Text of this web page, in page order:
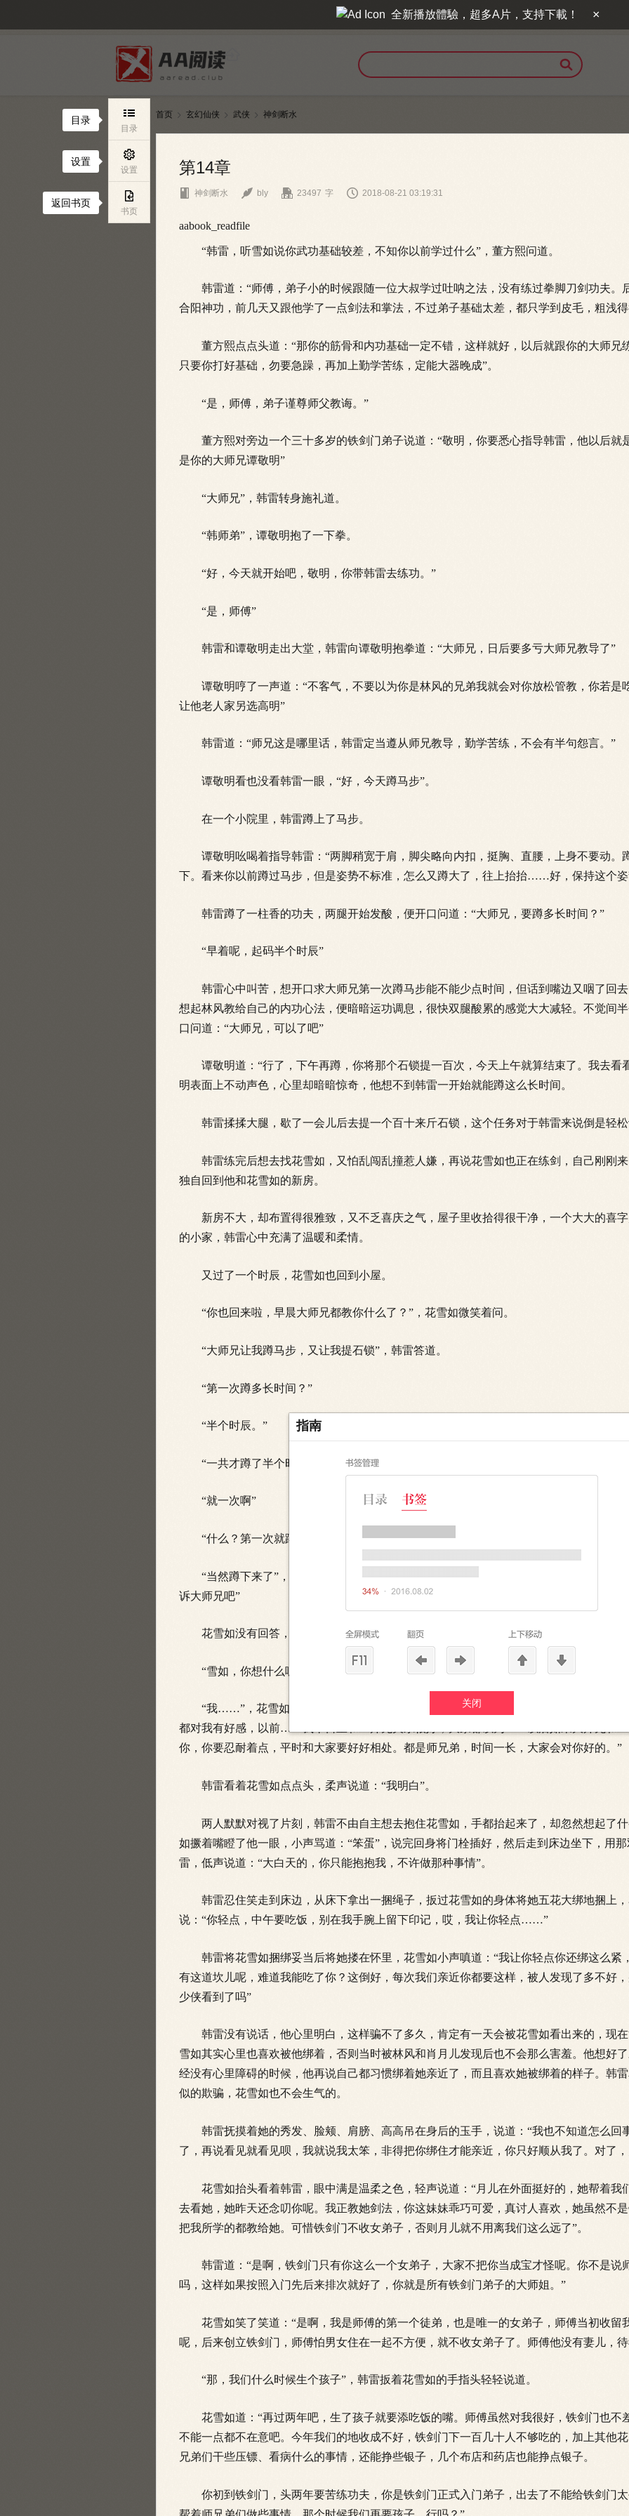
全新播放體驗，超多A片，支持下載！ ×

首页  玄幻仙侠  武侠  神剑断水
第14章
 神剑断水  bly  23497 字  2018-08-21 03:19:31
aabook_readfile
“韩雷，听雪如说你武功基础较差，不知你以前学过什么”，董方熙问道。
韩雷道：“师傅，弟子小的时候跟随一位大叔学过吐呐之法，没有练过拳脚刀剑功夫。
合阳神功，前几天又跟他学了一点剑法和掌法，不过弟子基础太差，都只学到皮毛，粗浅
董方熙点点头道：“那你的筋骨和内功基础一定不错，这样就好，以后就跟你的大师兄
只要你打好基础，勿要急躁，再加上勤学苦练，定能大器晚成”。
“是，师傅，弟子谨尊师父教诲。”
董方熙对旁边一个三十多岁的铁剑门弟子说道：“敬明，你要悉心指导韩雷，他以后就
是你的大师兄谭敬明”
“大师兄”，韩雷转身施礼道。
“韩师弟”，谭敬明抱了一下拳。
“好，今天就开始吧，敬明，你带韩雷去练功。”
“是，师傅”
韩雷和谭敬明走出大堂，韩雷向谭敬明抱拳道：“大师兄，日后要多亏大师兄教导了”
谭敬明哼了一声道：“不客气，不要以为你是林风的兄弟我就会对你放松管教，你若是
让他老人家另选高明”
韩雷道：“师兄这是哪里话，韩雷定当遵从师兄教导，勤学苦练，不会有半句怨言。”
谭敬明看也没看韩雷一眼，“好，今天蹲马步”。
在一个小院里，韩雷蹲上了马步。
谭敬明吆喝着指导韩雷：“两脚稍宽于肩，脚尖略向内扣，挺胸、直腰，上身不要动。
下。看来你以前蹲过马步，但是姿势不标准，怎么又蹲大了，往上抬抬……好，保持这个
韩雷蹲了一柱香的功夫，两腿开始发酸，便开口问道：“大师兄，要蹲多长时间？”
“早着呢，起码半个时辰”
韩雷心中叫苦，想开口求大师兄第一次蹲马步能不能少点时间，但话到嘴边又咽了回
想起林风教给自己的内功心法，便暗暗运功调息，很快双腿酸累的感觉大大减轻。不觉间
口问道：“大师兄，可以了吧”
谭敬明道：“行了，下午再蹲，你将那个石锁提一百次，今天上午就算结束了。我去看
明表面上不动声色，心里却暗暗惊奇，他想不到韩雷一开始就能蹲这么长时间。
韩雷揉揉大腿，歇了一会儿后去提一个百十来斤石锁，这个任务对于韩雷来说倒是轻
韩雷练完后想去找花雪如，又怕乱闯乱撞惹人嫌，再说花雪如也正在练剑，自己刚刚
独自回到他和花雪如的新房。
新房不大，却布置得很雅致，又不乏喜庆之气，屋子里收拾得很干净，一个大大的喜
的小家，韩雷心中充满了温暖和柔情。
又过了一个时辰，花雪如也回到小屋。
“你也回来啦，早晨大师兄都教你什么了？”，花雪如微笑着问。
“大师兄让我蹲马步，又让我提石锁”，韩雷答道。
“第一次蹲多长时间？”
“半个时辰。”
“一共才蹲了半个时辰啊 ？蹲了几次？”
“就一次啊”
“什么？第一次就蹲半个时辰？你坚持下来了吗？”，花雪如问道。
“当然蹲下来了”，韩雷得意地一笑，又小声说道：“我用大哥教我的内功心法，坚持下
诉大师兄吧”
花雪如没有回答，好象在想什么事情。
“雪如，你想什么呢？”，韩雷问道。
“我……”，花雪如迟疑了片刻吞吞吐吐地说道，“阿雷，我要告诉你一件事。其实，
都对我有好感，以前……我平日里和二师兄关系很好，大家都以为……以后如果大师兄和二
你，你要忍耐着点，平时和大家要好好相处。都是师兄弟，时间一长，大家会对你好的。”
韩雷看着花雪如点点头，柔声说道：“我明白”。
两人默默对视了片刻，韩雷不由自主想去抱住花雪如，手都抬起来了，却忽然想起了
如撅着嘴瞪了他一眼，小声骂道：“笨蛋”，说完回身将门栓插好，然后走到床边坐下，用
雷，低声说道：“大白天的，你只能抱抱我，不许做那种事情”。
韩雷忍住笑走到床边，从 床下拿出一捆绳子，扳过花雪如的身体将她五花大绑地捆上
说：“你轻点，中午要吃饭，别在我手腕上留下印记，哎，我让你轻点……”
韩雷将花雪如捆绑妥当后将她搂在怀里，花雪如小声嗔道：“我让你轻点你还绑这么紧
有这道坎儿呢，难道我能吃了你？这倒好，每次我们亲近你都要这样，被人发现了多不好
少侠看到了吗”
韩雷没有说话，他心里明白，这样骗不了多久，肯定有一天会被花雪如看出来的，现
雪如其实心里也喜欢被他绑着，否则当时被林风和肖月儿发现后也不会那么害羞。他想好
经没有心里障碍的时候，他再说自己都习惯绑着她亲近了，而且喜欢她被绑着的样子。韩
似的欺骗，花雪如也不会生气的。
韩雷抚摸着她的秀发、脸颊、肩膀、高高吊在身后的玉手，说道：“我也不知道怎么回
了，再说看见就看见呗，我就说我太笨，非得把你绑住才能亲近，你只好顺从我了。对了
花雪如抬头看着韩雷，眼中满是温柔之色，轻声说道：“月儿在外面挺好的，她帮着我
去看她，她昨天还念叨你呢。我正教她剑法，你这妹妹乖巧可爱，真讨人喜欢，她虽然不
把我所学的都教给她。可惜铁剑门不收女弟子，否则月儿就不用离我们这么远了”。
韩雷道：“是啊，铁剑门只有你这么一个女弟子，大家不把你当成宝才怪呢。你不是说
吗，这样如果按照入门先后来排次就好了，你就是所有铁剑门弟子的大师姐。”
花雪如笑了笑道：“是啊，我是师傅的第一个徒弟，也是唯一的女弟子，师傅当初收留
呢，后来创立铁剑门，师傅怕男女住在一起不方便，就不收女弟子了。师傅他没有妻儿，
“那，我们什么时候生个孩子”，韩雷扳着花雪如的手指头轻轻说道。
花雪如道：“再过两年吧，生了孩子就要添吃饭的嘴。师傅虽然对我很好，铁剑门也不
不能一点都不在意吧。今年我们的地收成不好，铁剑门下一百几十人不够吃的，加上其他
兄弟们干些压镖、看病什么的事情，还能挣些银子，几个布店和药店也能挣点银子。
你初到铁剑门，头两年要苦练功夫，你是铁剑门正式入门弟子，出去了不能给铁剑门

目录
目录

设置
设置

书页
返回书页
指南
关闭